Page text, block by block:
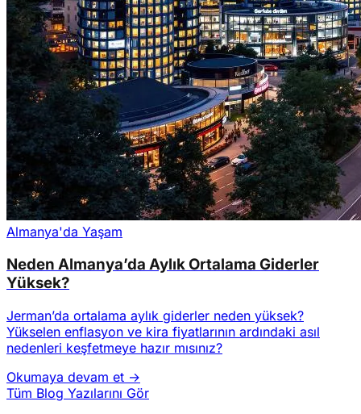
Almanya'da Yaşam
Neden Almanya’da Aylık Ortalama Giderler
Yüksek?
Jerman’da ortalama aylık giderler neden yüksek?
Yükselen enflasyon ve kira fiyatlarının ardındaki asıl
nedenleri keşfetmeye hazır mısınız?
Okumaya devam et →
Tüm Blog Yazılarını Gör